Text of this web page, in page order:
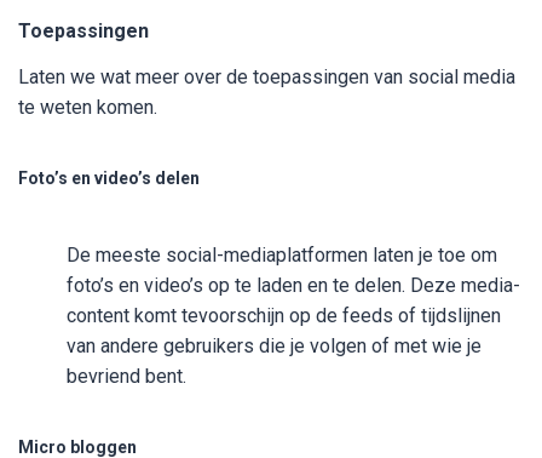
Toepassingen
Laten we wat meer over de toepassingen van social media
te weten komen.
Foto’s en video’s delen
De meeste social-mediaplatformen laten je toe om
foto’s en video’s op te laden en te delen. Deze media-
content komt tevoorschijn op de feeds of tijdslijnen
van andere gebruikers die je volgen of met wie je
bevriend bent.
Micro bloggen